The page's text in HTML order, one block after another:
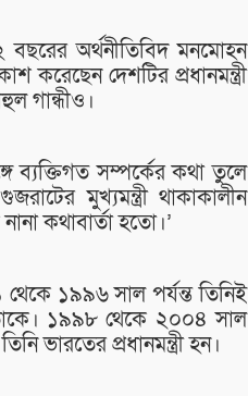
অর্থনীতিবিদ মনমোহন
করেছেন দেশটির প্রধানমন্ত্রী
গান্ধীও।
ব্যক্তিগত সম্পর্কের কথা তুলে
মুখ্যমন্ত্রী থাকাকালীন
কথাবার্তা হতো।’
১৯৯৬ সাল পর্যন্ত তিনিই
১৯৯৮ থেকে ২০০৪ সাল
ভারতের প্রধানমন্ত্রী হন।